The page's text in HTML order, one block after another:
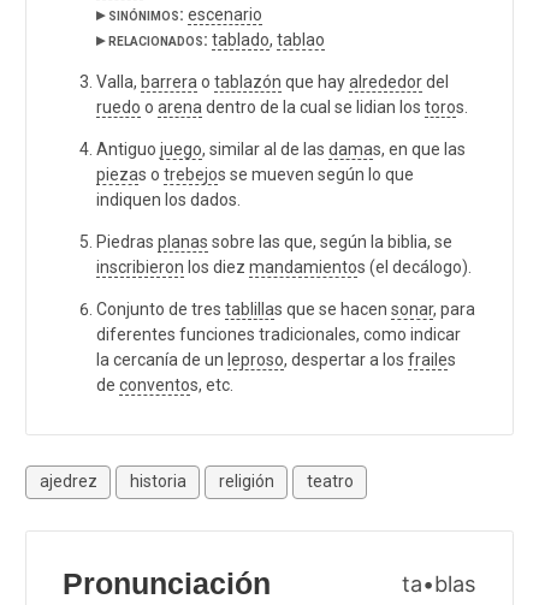
▸ sinónimos: escenario
▸ relacionados: tablado, tablao
Valla, barrera o tablazón que hayalrededordel
ruedo o arena dentro de la cual se lidian los toros.
Antiguo juego, similar al de las damas, en que las
piezas o trebejos se mueven según lo que
indiquen los dados.
Piedras planas sobre las que, según la biblia, se
inscribieron los diez mandamientos (el decálogo).
Conjunto de tres tablillas que se hacen sonar, para
diferentes funciones tradicionales, como indicar
la cercanía de un leproso, despertar a los frailes
de conventos, etc.
ajedrez historia religión teatro
Pronunciación ta•blas